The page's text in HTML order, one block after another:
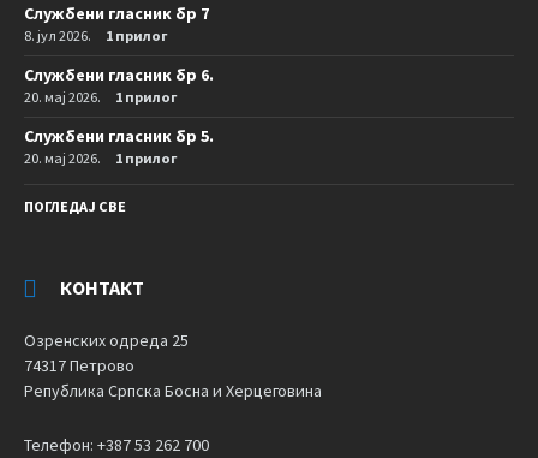
Службени гласник бр 7
8. јул 2026. 1 прилог
Службени гласник бр 6.
20. мај 2026. 1 прилог
Службени гласник бр 5.
20. мај 2026. 1 прилог
ПОГЛЕДАЈ СВЕ
КОНТАКТ
Озренских одреда 25
74317 Петрово
Република Српска Босна и Херцеговина
Телефон: +387 53 262 700